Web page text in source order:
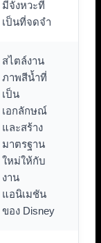
มีจังหวะที่
เป็นที่จดจำ
สไตล์งาน
ภาพสีน้ำที่
เป็น
เอกลักษณ์
และสร้าง
มาตรฐาน
ใหม่ให้กับ
งาน
แอนิเมชัน
ของ Disney